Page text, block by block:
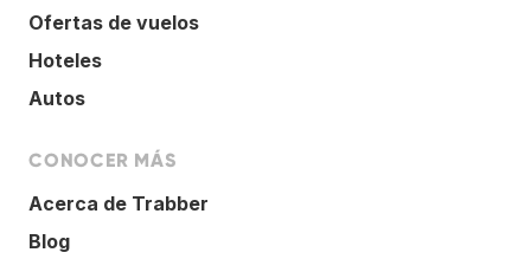
Ofertas de vuelos
Hoteles
Autos
CONOCER MÁS
Acerca de Trabber
Blog